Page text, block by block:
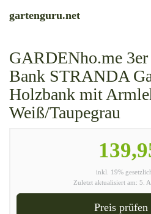
gartenguru.net
GARDENho.me
Bank STRANDA
Holzbank mit
Weiß/Taupegrau
inkl. 19%
Zuletzt aktualisiert am: 5.
Preis prüfen